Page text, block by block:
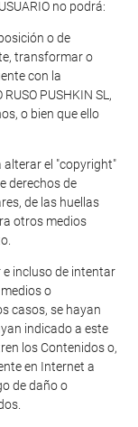
no podrá:
o de
transformar o
con la
PUSHKIN SL,
o bien que ello
el "copyright"
derechos de
de las huellas
otros medios
incluso de intentar
o
casos, se hayan
indicado a este
los Contenidos o,
en Internet a
de daño o